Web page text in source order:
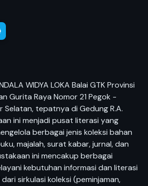
WIDYA LOKA Balai GTK Provinsi
Gurita Raya Nomor 21 Pegok -
Selatan, tepatnya di Gedung R.A.
ini menjadi pusat literasi yang
berbagai jenis koleksi bahan
majalah, surat kabar, jurnal, dan
ini mencakup berbagai
kebutuhan informasi dan literasi
sirkulasi koleksi (peminjaman,